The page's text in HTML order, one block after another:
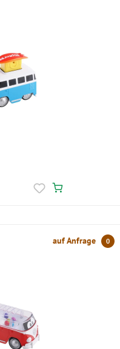
auf Anfrage 0